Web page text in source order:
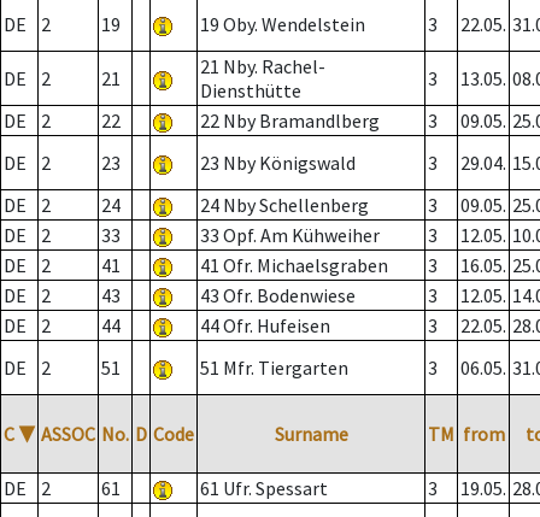
DE
2 19 19 Oby. Wendelstein 3 22.05.
DE 2 21
21 Nby. Rachel-
Diensthütte
3 13.05.
DE
2 22 22 Nby Bramandlberg 3 09.05.
DE
2 23 23 Nby Königswald 3 29.04.
DE
2 24 24 Nby Schellenberg 3 09.05.
DE
2 33 33 Opf. Am Kühweiher 3 12.05.
DE
2 41 41 Ofr. Michaelsgraben 3 16.05.
DE
2 43 43 Ofr. Bodenwiese 3 12.05.
DE
2 44 44 Ofr. Hufeisen 3 22.05.
DE
2 51 51 Mfr. Tiergarten 3 06.05.
C ▼ ASSOC No. D Code Surname TM from
DE 2 61 61 Ufr. Spessart 3 19.05.